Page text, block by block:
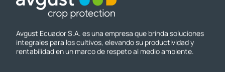
Avgust Ecuador S.A. es una empresa que brinda soluciones
integrales para los cultivos, elevando su productividad y
rentabilidad en un marco de respeto al medio ambiente.